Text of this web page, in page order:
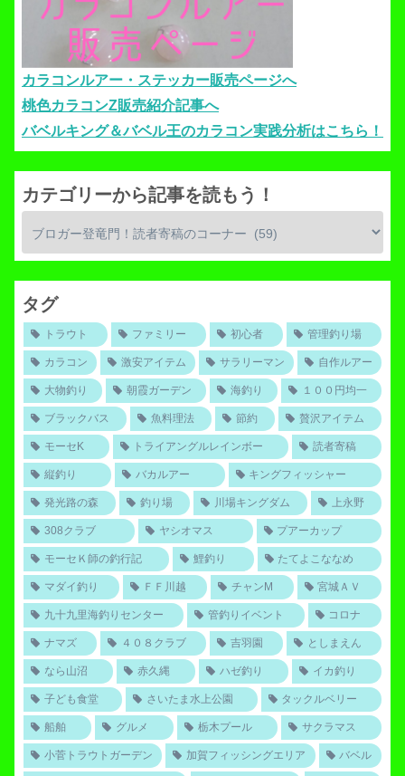
カラコンルアー・ステッカー販売ページへ
桃色カラコンZ販売紹介記事へ
バベルキング＆バベル王のカラコン実践分析はこちら！
カテゴリーから記事を読もう！
タグ
トラウト ファミリー 初心者 管理釣り場
カラコン 激安アイテム サラリーマン 自作ルアー
大物釣り 朝霞ガーデン 海釣り １００円均一
ブラックバス 魚料理法 節約 贅沢アイテム
モーセK トライアングルレインボー 読者寄稿
縦釣り バカルアー キングフィッシャー
発光路の森 釣り場 川場キングダム 上永野
308クラブ ヤシオマス プアーカップ
モーセＫ師の釣行記 鯉釣り たてよこななめ
マダイ釣り ＦＦ川越 チャンM 宮城ＡＶ
九十九里海釣りセンター 管釣りイベント コロナ
ナマズ ４０８クラブ 吉羽園 としまえん
なら山沼 赤久縄 ハゼ釣り イカ釣り
子ども食堂 さいたま水上公園 タックルベリー
船舶 グルメ 栃木プール サクラマス
小菅トラウトガーデン 加賀フィッシングエリア バベル